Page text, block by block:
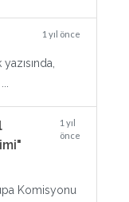
1 yıl önce
1 yıl
önce
Komisyonu